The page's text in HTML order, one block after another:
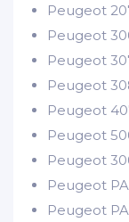
Peugeot
Peugeot
Peugeot
Peugeot
Peugeot
Peugeot
Peugeot
Peugeot
Peugeot